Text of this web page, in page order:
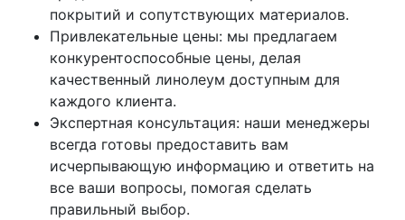
покрытий и сопутствующих материалов.
Привлекательные цены: мы предлагаем
конкурентоспособные цены, делая
качественный линолеум доступным для
каждого клиента.
Экспертная консультация: наши менеджеры
всегда готовы предоставить вам
исчерпывающую информацию и ответить на
все ваши вопросы, помогая сделать
правильный выбор.